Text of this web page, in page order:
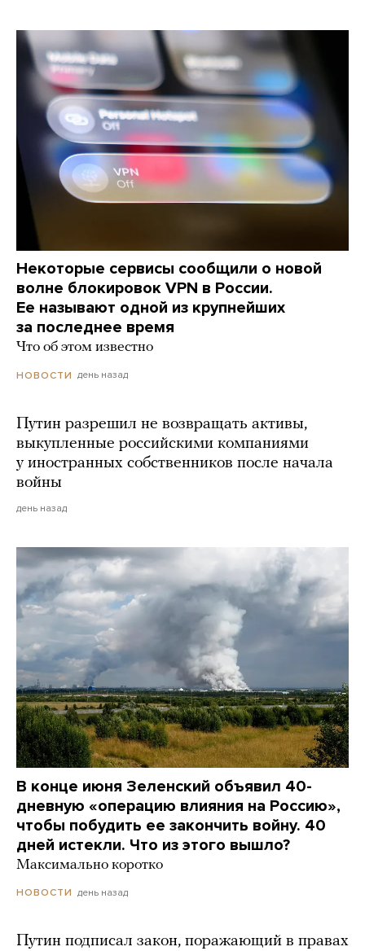
Некоторые сервисы сообщили о новой
волне блокировок VPN в России.
Ее называют одной из крупнейших
за последнее время
Что об этом известно
НОВОСТИ день назад
Путин разрешил не возвращать активы,
выкупленные российскими компаниями
у иностранных собственников после начала
войны
день назад
В конце июня Зеленский объявил 40-
дневную «операцию влияния на Россию»,
чтобы побудить ее закончить войну. 40
дней истекли. Что из этого вышло?
Максимально коротко
НОВОСТИ день назад
Путин подписал закон, поражающий в правах